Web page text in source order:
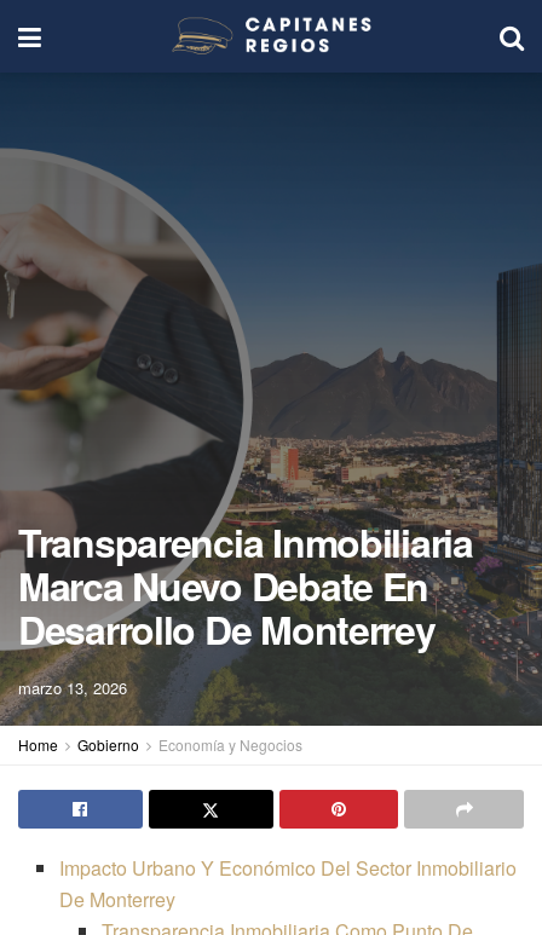
Transparencia Inmobiliaria
Marca Nuevo Debate En
Desarrollo De Monterrey
marzo 13, 2026
Home Gobierno Economía y Negocios
Impacto Urbano Y Económico Del Sector Inmobiliario
De Monterrey